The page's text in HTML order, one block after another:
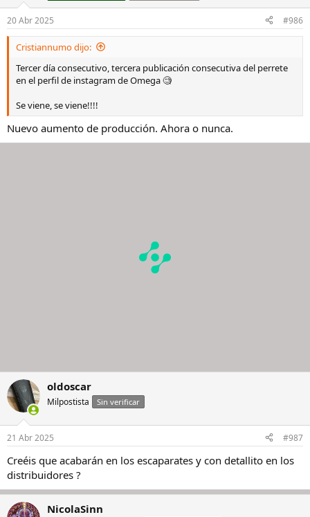
e
s
20 Abr 2025 #986
Cristiannumo dijo:
Tercer día consecutivo, tercera publicación consecutiva del perrete
en el perfil de instagram de Omega 🧐
Se viene, se viene!!!!
Nuevo aumento de producción. Ahora o nunca.
oldoscar
Milpostista Sin verificar
21 Abr 2025 #987
Creéis que acabarán en los escaparates y con detallito en los
distribuidores ?
NicolaSinn